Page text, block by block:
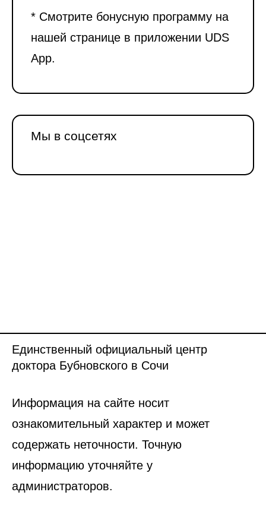
* Смотрите бонусную программу на
нашей странице в приложении UDS
App.
Мы в соцсетях
Единственный официальный центр
доктора Бубновского в Сочи
Информация на сайте носит
ознакомительный характер и может
содержать неточности. Точную
информацию уточняйте у
администраторов.